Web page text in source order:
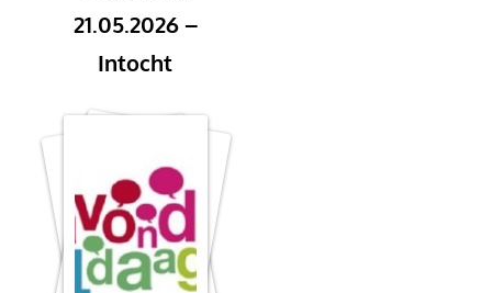
21.05.2026 –
Intocht